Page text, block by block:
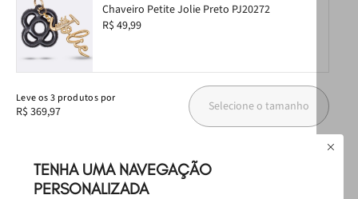
TENHA UMA NAVEGAÇÃO
PERSONALIZADA
Chaveiro Petite Jolie Preto PJ20272
R$ 49,99
Leveos3 produtos por
R$ 369,97 Selecione o tamanho